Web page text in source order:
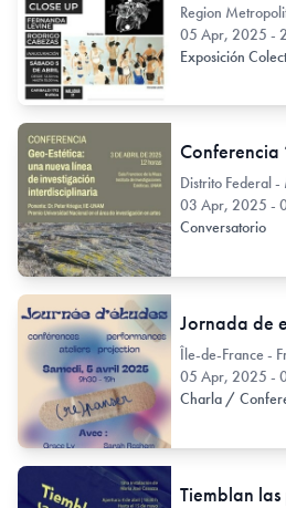
Region
05 Apr, 2025 -
Exposición
Distrito Federal
03 Apr, 2025 -
Conversatorio
Île-de-France -
05 Apr, 2025 -
Charla /